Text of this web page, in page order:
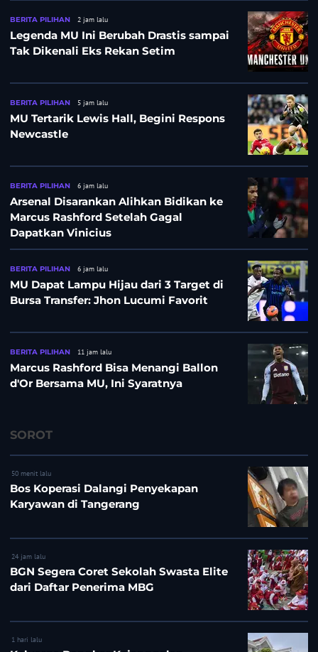
BERITA PILIHAN 2 jam lalu
Legenda MU Ini Berubah Drastis sampai
Tak Dikenali Eks Rekan Setim
BERITA PILIHAN 5 jam lalu
MU Tertarik Lewis Hall, Begini Respons
Newcastle
BERITA PILIHAN 6 jam lalu
Arsenal Disarankan Alihkan Bidikan ke
Marcus Rashford Setelah Gagal
Dapatkan Vinicius
BERITA PILIHAN 6 jam lalu
MU Dapat Lampu Hijau dari 3 Target di
Bursa Transfer: Jhon Lucumi Favorit
BERITA PILIHAN 11 jam lalu
Marcus Rashford Bisa Menangi Ballon
d'Or Bersama MU, Ini Syaratnya
SOROT
50 menit lalu
Bos Koperasi Dalangi Penyekapan
Karyawan di Tangerang
24 jam lalu
BGN Segera Coret Sekolah Swasta Elite
dari Daftar Penerima MBG
1 hari lalu